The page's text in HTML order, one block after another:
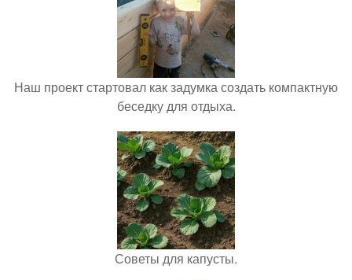
Наш проект стартовал как задумка создать компактную
беседку для отдыха.
Советы для капусты.